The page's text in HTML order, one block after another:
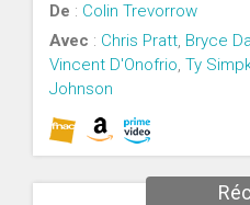
De : Colin Trevorrow
Avec : Chris Pratt, Bryce
Vincent D'Onofrio, Ty
Johnson